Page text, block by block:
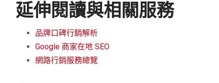
延伸閱讀與相關服務
品牌口碑行銷解析
Google 商家在地 SEO
網路行銷服務總覽